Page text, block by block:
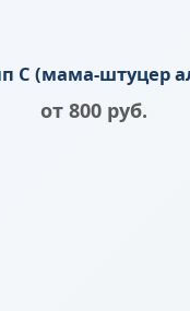
C (мама-штуцер
от 800 руб.